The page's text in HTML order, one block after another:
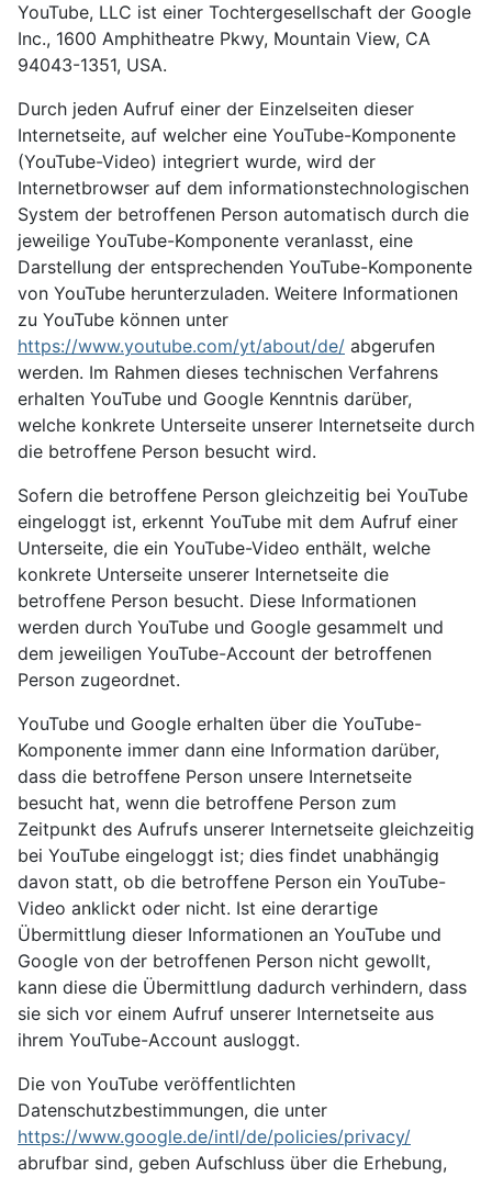
YouTube, LLC ist einer Tochtergesellschaft der Google
Inc., 1600 Amphitheatre Pkwy, Mountain View, CA
94043-1351, USA.
Durch jeden Aufruf einer der Einzelseiten dieser
Internetseite, auf welcher eine YouTube-Komponente
(YouTube-Video) integriert wurde, wird der
Internetbrowser auf dem informationstechnologischen
System der betroffenen Person automatisch durch die
jeweilige YouTube-Komponente veranlasst, eine
Darstellung der entsprechenden YouTube-Komponente
von YouTube herunterzuladen. Weitere Informationen
zu YouTube können unter
https://www.youtube.com/yt/about/de/ abgerufen
werden. Im Rahmen dieses technischen Verfahrens
erhalten YouTube und Google Kenntnis darüber,
welche konkrete Unterseite unserer Internetseite durch
die betroffene Person besucht wird.
Sofern die betroffene Person gleichzeitig bei YouTube
eingeloggt ist, erkennt YouTube mit dem Aufruf einer
Unterseite, die ein YouTube-Video enthält, welche
konkrete Unterseite unserer Internetseite die
betroffene Person besucht. Diese Informationen
werden durch YouTube und Google gesammelt und
dem jeweiligen YouTube-Account der betroffenen
Person zugeordnet.
YouTube und Google erhalten über die YouTube-
Komponente immer dann eine Information darüber,
dass die betroffene Person unsere Internetseite
besucht hat, wenn die betroffene Person zum
Zeitpunkt des Aufrufs unserer Internetseite gleichzeitig
bei YouTube eingeloggt ist; dies findet unabhängig
davon statt, ob die betroffene Person ein YouTube-
Video anklickt oder nicht. Ist eine derartige
Übermittlung dieser Informationen an YouTube und
Google von der betroffenen Person nicht gewollt,
kann diese die Übermittlung dadurch verhindern, dass
sie sich vor einem Aufruf unserer Internetseite aus
ihrem YouTube-Account ausloggt.
Die von YouTube veröffentlichten
Datenschutzbestimmungen, die unter
https://www.google.de/intl/de/policies/privacy/
abrufbar sind, geben Aufschluss über die Erhebung,